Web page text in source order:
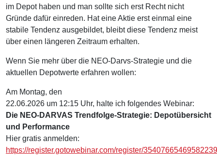
im Depot haben und man sollte sich erst Recht nicht
Gründe dafür einreden. Hat eine Aktie erst einmal eine
stabile Tendenz ausgebildet, bleibt diese Tendenz meist
über einen längeren Zeitraum erhalten.
Wenn Sie mehr über die NEO-Darvs-Strategie und die
aktuellen Depotwerte erfahren wollen:
Am Montag, den
22.06.2026 um 12:15 Uhr, halte ich folgendes Webinar:
Die NEO-DARVAS Trendfolge-Strategie: Depotübersicht
und Performance
Hier gratis anmelden:
https://register.gotowebinar.com/register/